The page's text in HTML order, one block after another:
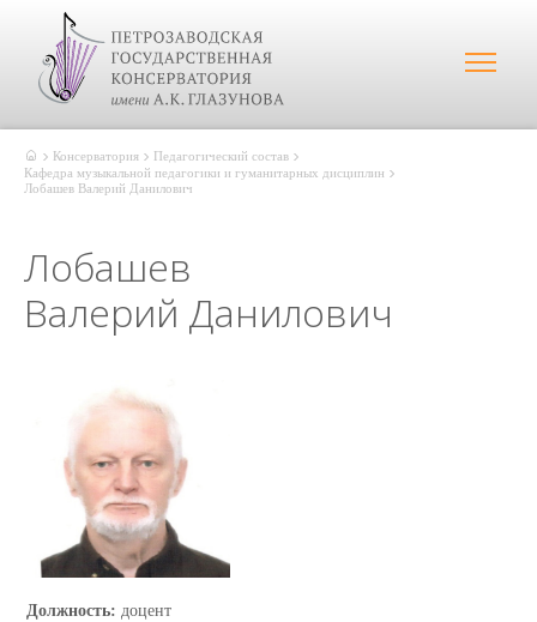
Консерватория
Педагогический состав
Кафедра музыкальной педагогики и гуманитарных дисциплин
Лобашев Валерий Данилович
Лобашев
Валерий Данилович
Должность: доцент